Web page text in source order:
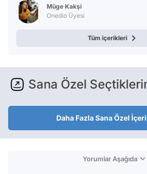
Müge Kakşi
Onedio Üyesi
Tüm içerikleri
Sana Özel
Daha Fazla Sana Özel
Yorumlar Aşağıda